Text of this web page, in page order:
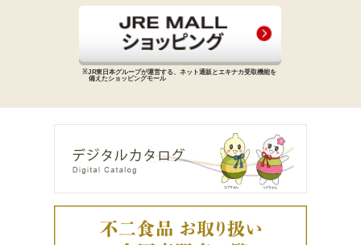
※JR東日本グループが運営する、 ネット通販とエキナカ受取機能を
備えたショッピングモール